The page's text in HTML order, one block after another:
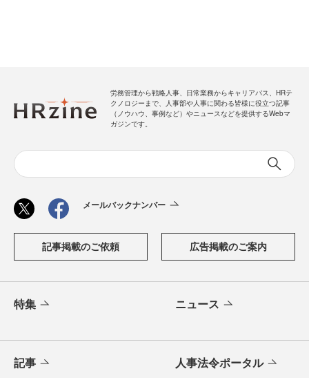
労務管理から戦略人事、日常業務からキャリアパス、HRテ
クノロジーまで、人事部や人事に関わる皆様に役立つ記事
（ノウハウ、事例など）やニュースなどを提供するWebマ
ガジンです。
メールバックナンバー
記事掲載のご依頼 広告掲載のご案内
特集 ニュース
記事 人事法令ポータル